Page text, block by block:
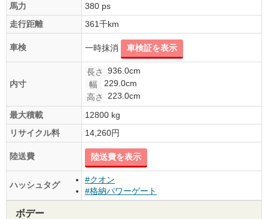
馬力
380 ps
走行距離
361千km
車検 一時抹消 車検証を表示
内寸
長さ
936.0cm
幅
229.0cm
高さ
223.0cm
最大積載
12800 kg
リサイクル料
14,260円
陸送費 陸送費を表示
ハッシュタグ
#クオン
#格納パワーゲート
ボデー